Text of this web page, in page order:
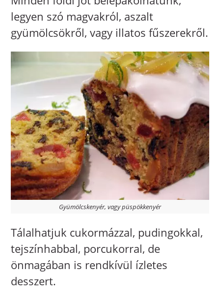
legyen szó magvakról, aszalt
gyümölcsökről, vagy illatos fűszerekről.
Gyümölcskenyér, vagy püspökkenyér
Tálalhatjuk cukormázzal, pudingokkal,
tejszínhabbal, porcukorral, de
önmagában is rendkívül ízletes
desszert.